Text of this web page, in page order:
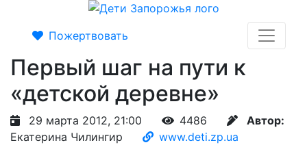
Пожертвовать
Первый шаг на пути к
«детской деревне»
29 марта 2012, 21:00 4486
Автор:
Екатерина Чилингир
www.deti.zp.ua